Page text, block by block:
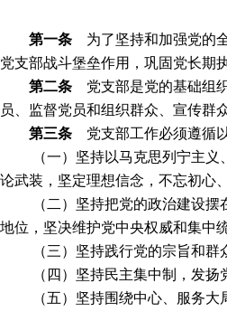
第一条 为了坚持和加强党的
党支部战斗堡垒作用，巩固党长期
第二条 党支部是党的基础组
员、监督党员和组织群众、宣传群
第三条 党支部工作必须遵循
（一）坚持以马克思列宁主
论武装，坚定理想信念，不忘初心
（二）坚持把党的政治建设
地位，坚决维护党中央权威和集中
（三）坚持践行党的宗旨和
（四）坚持民主集中制，发
（五）坚持围绕中心、服务